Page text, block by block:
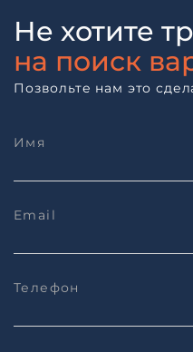
Не хотите
на поиск
Позвольте нам это